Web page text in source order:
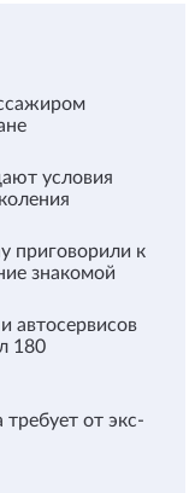
условия
приговорили к
знакомой
автосервисов
180
от экс-